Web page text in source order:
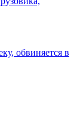
обвиняется в